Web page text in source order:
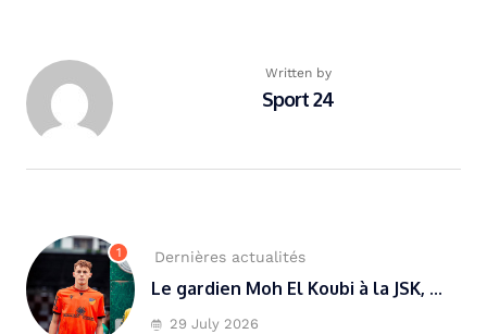
Written by
Sport 24
1 Dernières actualités
Le gardien Moh El Koubi à la JSK, ...
29 July 2026